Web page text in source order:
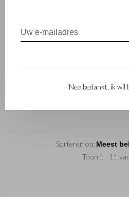
€79,00
Sorteren op:
Toon 1 - 11
Nee bedankt, ik wil